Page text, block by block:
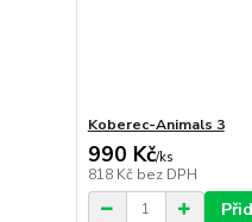
Koberec-Animals 3
990 Kč/ks
818 Kč bez DPH